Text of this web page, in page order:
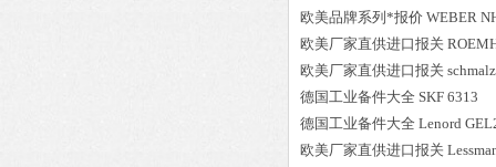
欧美品牌系列*报价 WEBER
欧美厂家直供进口报关
欧美厂家直供进口报关 schmalz
德国工业备件大全 SKF 6313
德国工业备件大全 Lenord
欧美厂家直供进口报关